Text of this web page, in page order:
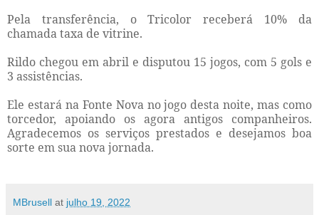
Pela transferência, o Tricolor receberá 10% da
chamada taxa de vitrine.
Rildo chegou em abril e disputou 15 jogos, com 5 gols e
3 assistências.
Ele estará na Fonte Nova no jogo desta noite, mas como
torcedor, apoiando os agora antigos companheiros.
Agradecemos os serviços prestados e desejamos boa
sorte em sua nova jornada.
MBrusell at julho 19, 2022